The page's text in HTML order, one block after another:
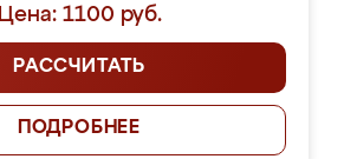
Цена: 1100 руб.
РАССЧИТАТЬ
ПОДРОБНЕЕ